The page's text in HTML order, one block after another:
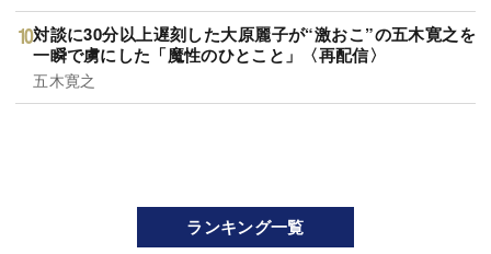
対談に30分以上遅刻した大原麗子が“激おこ”の五木寛之を
一瞬で虜にした「魔性のひとこと」〈再配信〉
五木寛之
ランキング一覧